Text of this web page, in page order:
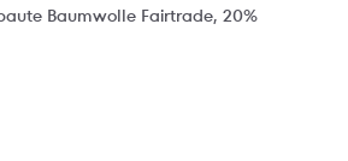
Baumwolle Fairtrade, 20%